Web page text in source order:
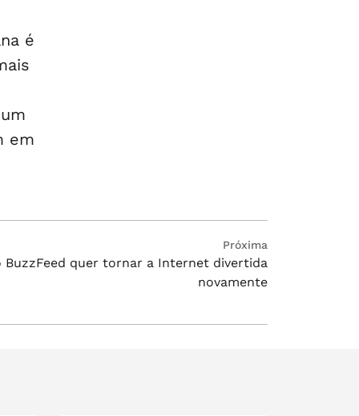
é
em
Próxima
BuzzFeed quer tornar a Internet divertida
novamente